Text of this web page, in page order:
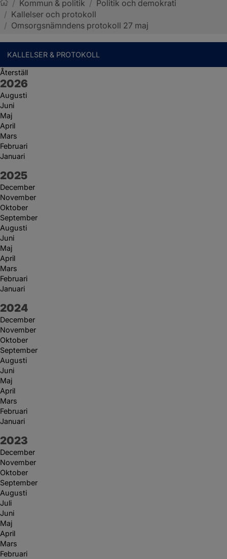
Sotenäs kommun
/ Kommun & politik / Politik och demokrati
/ Kallelser och protokoll
/ Omsorgsnämndens protokoll 27 maj
KALLELSER & PROTOKOLL
Återställ
År:
2026
Augusti
Juni
Maj
April
Mars
Februari
Januari
År:
2025
December
November
Oktober
September
Augusti
Juni
Maj
April
Mars
Februari
Januari
År:
2024
December
November
Oktober
September
Augusti
Juni
Maj
April
Mars
Februari
Januari
År:
2023
December
November
Oktober
September
Augusti
Juli
Juni
Maj
April
Mars
Februari